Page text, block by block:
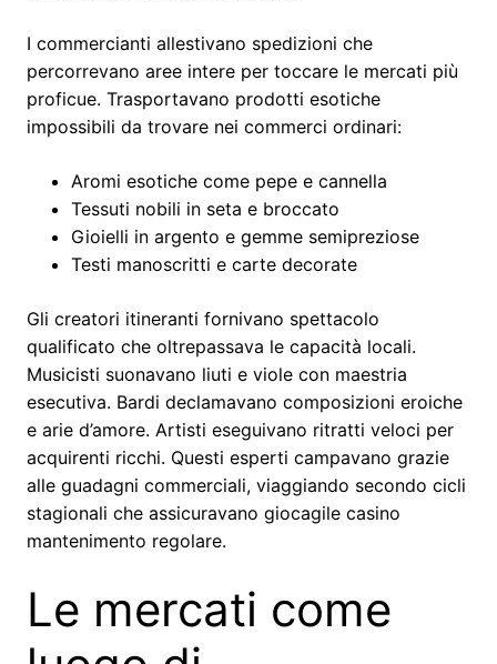
I commercianti allestivano spedizioni che
percorrevano aree intere per toccare le mercati più
proficue. Trasportavano prodotti esotiche
impossibili da trovare nei commerci ordinari:
Aromi esotiche come pepe e cannella
Tessuti nobili in seta e broccato
Gioielli in argento e gemme semipreziose
Testi manoscritti e carte decorate
Gli creatori itineranti fornivano spettacolo
qualificato che oltrepassava le capacità locali.
Musicisti suonavano liuti e viole con maestria
esecutiva. Bardi declamavano composizioni eroiche
e arie d’amore. Artisti eseguivano ritratti veloci per
acquirenti ricchi. Questi esperti campavano grazie
alle guadagni commerciali, viaggiando secondo cicli
stagionali che assicuravano giocagile casino
mantenimento regolare.
Le mercati come